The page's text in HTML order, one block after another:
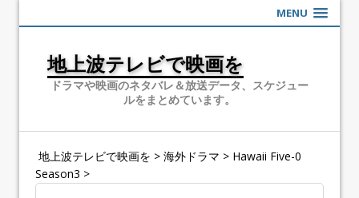
MENU
地上波テレビで映画を
ドラマや映画のネタバレ＆放送データ、スケジュー
ルをまとめています。
地上波テレビで映画を > 海外ドラマ > Hawaii Five-0
Season3 >